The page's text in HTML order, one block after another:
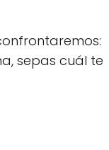
sepas cuál te